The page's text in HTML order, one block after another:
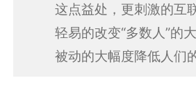
这点益处，更刺激的互
轻易的改变“多数人”的
被动的大幅度降低人们